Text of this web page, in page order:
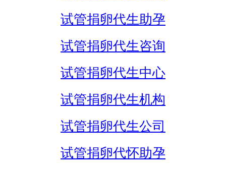
试管捐卵代生助孕
试管捐卵代生咨询
试管捐卵代生中心
试管捐卵代生机构
试管捐卵代生公司
试管捐卵代怀助孕